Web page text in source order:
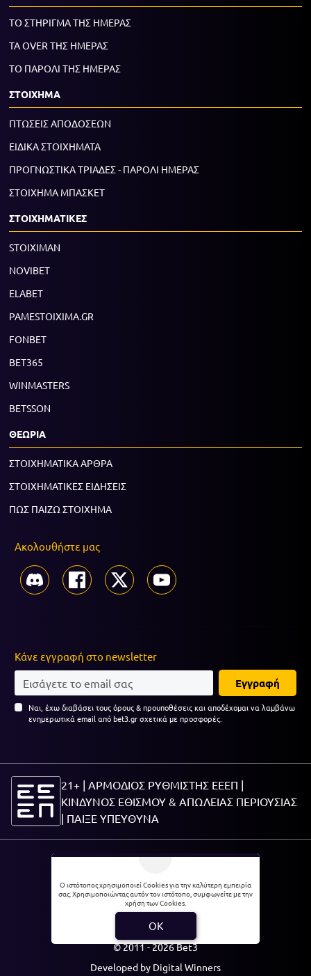
Ο ιστότοπος χρησιμοποιεί Cookies για την καλύτερη εμπειρία
σας. Χρησιμοποιώντας αυτόν τον ιστότοπο, συμφωνείτε με την
χρήση των Cookies.
OK
ΤΟ ΣΤΗΡΙΓΜΑ ΤΗΣ ΗΜΕΡΑΣ
ΤΑ OVER ΤΗΣ ΗΜΕΡΑΣ
ΤΟ ΠΑΡΟΛΙ ΤΗΣ ΗΜΕΡΑΣ
ΣΤΟΙΧΗΜΑ
ΠΤΩΣΕΙΣ ΑΠΟΔΟΣΕΩΝ
ΕΙΔΙΚΑ ΣΤΟΙΧΗΜΑΤΑ
ΠΡΟΓΝΩΣΤΙΚΑ ΤΡΙΑΔΕΣ - ΠΑΡΟΛΙ ΗΜΕΡΑΣ
ΣΤΟΙΧΗΜΑ ΜΠΑΣΚΕΤ
ΣΤΟΙΧΗΜΑΤΙΚΕΣ
STOIXIMAN
NOVIBET
ELABET
PAMESTOIXIMA.GR
FONBET
BET365
WINMASTERS
BETSSON
ΘΕΩΡΙΑ
ΣΤΟΙΧΗΜΑΤΙΚΑ ΑΡΘΡΑ
ΣΤΟΙΧΗΜΑΤΙΚΕΣ ΕΙΔΗΣΕΙΣ
ΠΩΣ ΠΑΙΖΩ ΣΤΟΙΧΗΜΑ
Ακολουθήστε μας
Κάνε εγγραφή στο newsletter
Εγγραφή
Ναι, έχω διαβάσει τους όρους & προυποθέσεις και αποδέχομαι να λαμβάνω
ενημερωτικά email από bet3.gr σχετικά με προσφορές.
21+ | ΑΡΜΟΔΙΟΣ ΡΥΘΜΙΣΤΗΣ ΕΕΕΠ |
ΚΙΝΔΥΝΟΣ ΕΘΙΣΜΟΥ & ΑΠΩΛΕΙΑΣ ΠΕΡΙΟΥΣΙΑΣ
| ΠΑΙΞΕ ΥΠΕΥΘΥΝΑ
21+
Πολιτική Απορρήτου |
© 2011 - 2026 Bet3
Developed by Digital Winners